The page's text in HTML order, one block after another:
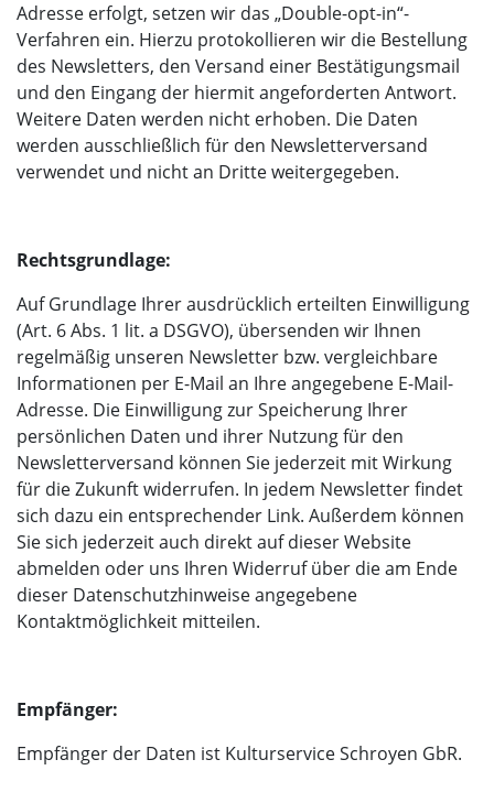
Adresse erfolgt, setzen wir das „Double-opt-in“-
Verfahren ein. Hierzu protokollieren wir die Bestellung
des Newsletters, den Versand einer Bestätigungsmail
und den Eingang der hiermit angeforderten Antwort.
Weitere Daten werden nicht erhoben. Die Daten
werden ausschließlich für den Newsletterversand
verwendet und nicht an Dritte weitergegeben.
Rechtsgrundlage:
Auf Grundlage Ihrer ausdrücklich erteilten Einwilligung
(Art. 6 Abs. 1 lit. a DSGVO), übersenden wir Ihnen
regelmäßig unseren Newsletter bzw. vergleichbare
Informationen per E-Mail an Ihre angegebene E-Mail-
Adresse. Die Einwilligung zur Speicherung Ihrer
persönlichen Daten und ihrer Nutzung für den
Newsletterversand können Sie jederzeit mit Wirkung
für die Zukunft widerrufen. In jedem Newsletter findet
sich dazu ein entsprechender Link. Außerdem können
Sie sich jederzeit auch direkt auf dieser Website
abmelden oder uns Ihren Widerruf über die am Ende
dieser Datenschutzhinweise angegebene
Kontaktmöglichkeit mitteilen.
Empfänger:
Empfänger der Daten ist Kulturservice Schroyen GbR.